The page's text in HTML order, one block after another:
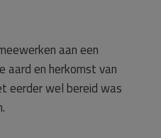
aan een
aard en herkomst van
eerder wel bereid was